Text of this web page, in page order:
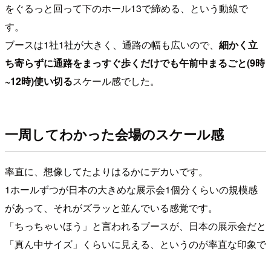
をぐるっと回って下のホール13で締める、という動線で
す。
ブースは1社1社が大きく、通路の幅も広いので、 細かく立
ち寄らずに通路をまっすぐ歩くだけでも午前中まるごと(9時
~12時)使い切るスケール感でした。
一周してわかった会場のスケール感
率直に、想像してたよりはるかにデカいです。
1ホールずつが日本の大きめな展示会1個分くらいの規模感
があって、それがズラッと並んでいる感覚です。
「ちっちゃいほう」と言われるブースが、日本の展示会だと
「真ん中サイズ」くらいに見える、というのが率直な印象で